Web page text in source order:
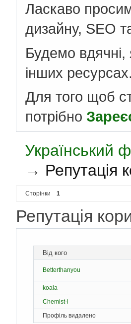
Ласкаво
дизайну, SEO
Будемо
інших ресурсах.
Для того щоб
потрібно
Український
→ Репутація
Сторінки 1
Репутація
Від кого
Betterthanyou
koala
Chemist-i
Профіль видалено